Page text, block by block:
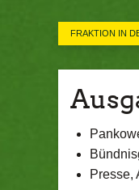
FRAKTION IN
Presse,